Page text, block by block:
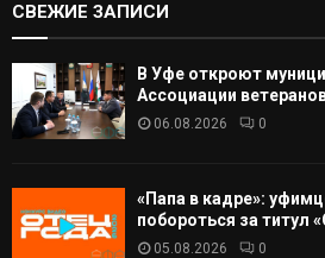
СВЕЖИЕ ЗАПИСИ
В Уфе откроют
Ассоциации
06.08.2026 0
«Папа в кадре»:
побороться за титул
05.08.2026 0